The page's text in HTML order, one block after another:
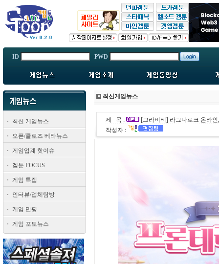
ID PWD
최신 게임뉴스
오픈/클로즈 베타뉴스
게임업계 핫이슈
겜툰 FOCUS
게임 특집
인터뷰/업체탐방
게임 만평
게임 포토뉴스
최신게임뉴스
제 목 :
[그라비티] 라그나로크 온라인
작성자 :